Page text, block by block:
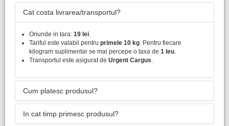
Cat costa livrarea/transportul?
Oriunde in tara: 19 lei
Tariful este valabil pentru primele 10 kg . Pentru fiecare
kilogram suplimentar se mai percepe o taxa de 1 leu
Transportul este asigurat de Urgent Cargus
Cum platesc produsul?
In cat timp primesc produsul?